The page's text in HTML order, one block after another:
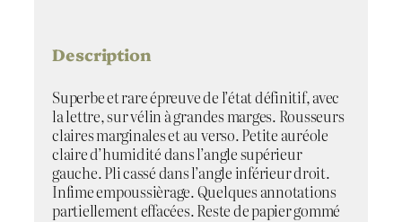
Description
Superbe et rare épreuve de l’état définitif, avec
la lettre, sur vélin à grandes marges. Rousseurs
claires marginales et au verso. Petite auréole
claire d’humidité dans l’angle supérieur
gauche. Pli cassé dans l’angle inférieur droit.
Infime empoussièrage. Quelques annotations
partiellement effacées. Reste de papier gommé